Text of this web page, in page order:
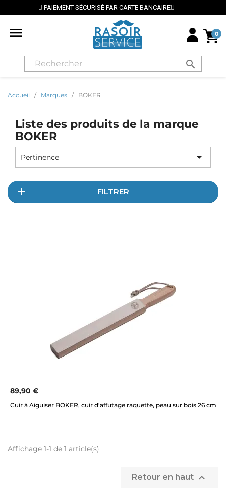
PAIEMENT SÉCURISÉ PAR CARTE BANCAIRE
 0
search
Accueil Marques BOKER
Liste des produits de la marque
BOKER
Pertinence 
FILTRER
89,90 €
Cuir à Aiguiser BOKER, cuir d'affutage raquette, peau sur bois 26 cm
Affichage 1-1 de 1 article(s)
Retour en haut 